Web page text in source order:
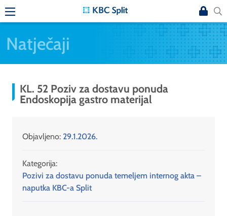
Natječaji
KL. 52 Poziv za dostavu ponuda
Endoskopija gastro materijal
Objavljeno: 29.1.2026.
Kategorija:
Pozivi za dostavu ponuda temeljem internog akta –
naputka KBC-a Split